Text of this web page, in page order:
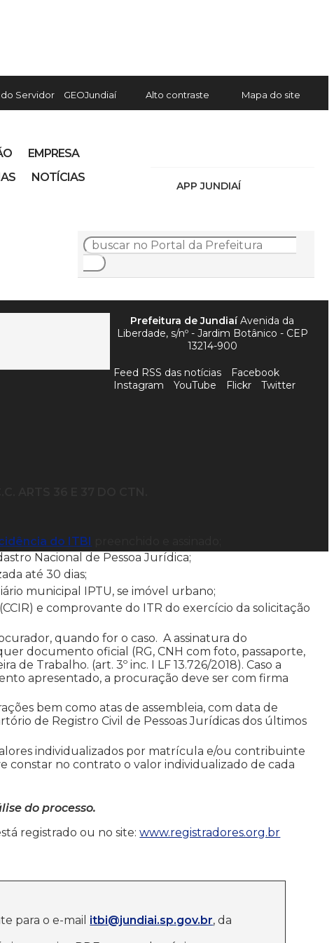
Servidor GEOJundiaí Alto contraste Mapa do site
APP JUNDIAÍ
EMPRESA
NOTÍCIAS
do ITBI
Nacional de Pessoa Jurídica;
até 30 dias;
municipal IPTU, se imóvel urbano;
e comprovante do ITR do exercício da solicitação
quando for o caso. A assinatura do
documento oficial (RG, CNH com foto, passaporte,
de Trabalho. (art. 3º inc. I LF 13.726/2018). Caso a
apresentado, a procuração deve ser com firma
bem como atas de assembleia, com data de
de Registro Civil de Pessoas Jurídicas dos últimos
individualizados por matrícula e/ou contribuinte
constar no contrato o valor individualizado de cada
do processo.
registrado ou no site:www.registradores.org.br
para o e-mail itbi@jundiai.sp.gov.br, da
Prefeitura de JundiaíAvenida da
Liberdade, s/nº - Jardim Botânico - CEP
13214-900
Feed RSS das notícias
Facebook
Instagram
YouTube Flickr Twitter